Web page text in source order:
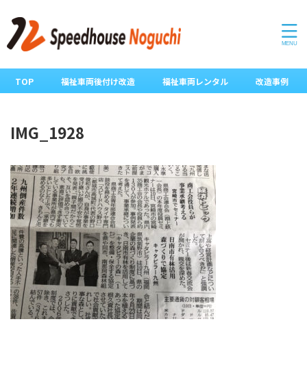
TOP 福祉車両後付け改造 福祉車両レンタル 改造事例
IMG_1928